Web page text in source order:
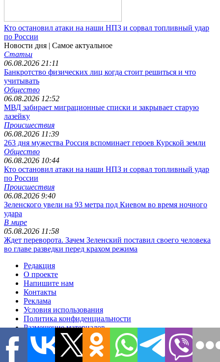
Кто остановил атаки на наши НПЗ и сорвал топливный удар
по России
Новости дня | Самое актуальное
Статьи
06.08.2026 21:11
Банкротство физических лиц когда стоит решиться и что
учитывать
Общество
06.08.2026 12:52
МВД забирает миграционные списки и закрывает старую
лазейку
Происшествия
06.08.2026 11:39
263 дня мужества Россия вспоминает героев Курской земли
Общество
06.08.2026 10:44
Кто остановил атаки на наши НПЗ и сорвал топливный удар
по России
Происшествия
06.08.2026 9:40
Зеленского увели на 93 метра под Киевом во время ночного
удара
В мире
05.08.2026 11:58
Ждет переворота. Зачем Зеленский поставил своего человека
во главе разведки перед крахом режима
Редакция
О проекте
Напишите нам
Контакты
Реклама
Условия использования
Политика конфиденциальности
Размещение материалов
Редакционная политика
Соглашение для авторов
Подписка